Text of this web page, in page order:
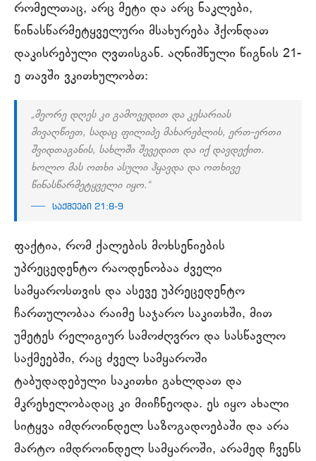
რომელთაც, არც მეტი და არც ნაკლები,
წინასწარმეტყველური მსახურება ჰქონდათ
დაკისრებული ღვთისგან. აღნიშნული წიგნის 21-
ე თავში ვკითხულობთ:
„მეორე დღეს კი გამოვედით და კესარიას
მივაღწიეთ, სადაც ფილიპე მახარებლის, ერთ-ერთი
შვიდთაგანის, სახლში შევედით და იქ დავდექით.
ხოლო მას ოთხი ასული ჰყავდა და ოთხივე
წინასწარმეტყველი იყო.“
საქმეები 21:8-9
ფაქტია, რომ ქალების მოხსენიების
უპრეცედენტო რაოდენობაა ძველი
სამყაროსთვის და ასევე უპრეცედენტო
ჩართულობაა რაიმე საჯარო საკითხში, მით
უმეტეს რელიგიურ სამოძღვრო და სასწავლო
საქმეებში, რაც ძველ სამყაროში
ტაბუდადებული საკითხი გახლდათ და
მკრეხელობადაც კი მიიჩნეოდა. ეს იყო ახალი
სიტყვა იმდროინდელ საზოგადოებაში და არა
მარტო იმდროინდელ სამყაროში, არამედ ჩვენს